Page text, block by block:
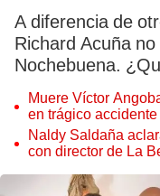
A diferencia de
Richard Acuña
Nochebuena.
Muere Víctor
en trágico
Naldy Saldaña
con director de La